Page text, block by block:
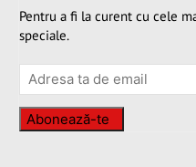
Pentru a fi la curent cu cele
speciale.
Abonează-te